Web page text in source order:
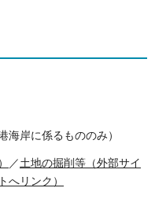
海岸に係るもののみ）
／土地の掘削等（外部サイ
へリンク）